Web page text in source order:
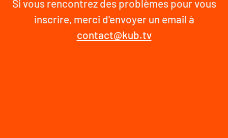
Si vous rencontrez des problèmes pour vous
inscrire, merci d'envoyer un email à
contact@kub.tv